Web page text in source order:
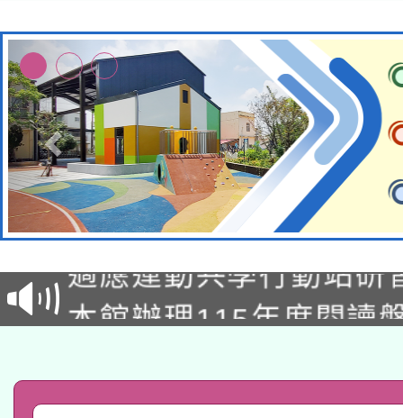
本校115學年度第2次
招甄選結果公告(無人
招)
本館辦理115年度閱讀
礎課程
A3數位素養講師名單